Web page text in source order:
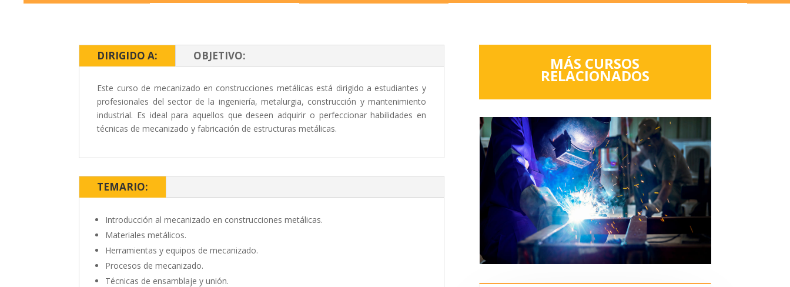
DIRIGIDO A: OBJETIVO:
Este curso de mecanizado en construcciones metálicas está dirigido a estudiantes y
profesionales del sector de la ingeniería, metalurgia, construcción y mantenimiento
industrial. Es ideal para aquellos que deseen adquirir o perfeccionar habilidades en
técnicas de mecanizado y fabricación de estructuras metálicas.
TEMARIO:
Introducción al mecanizado en construcciones metálicas.
Materiales metálicos.
Herramientas y equipos de mecanizado.
Procesos de mecanizado.
Técnicas de ensamblaje y unión.
MÁS CURSOS
RELACIONADOS